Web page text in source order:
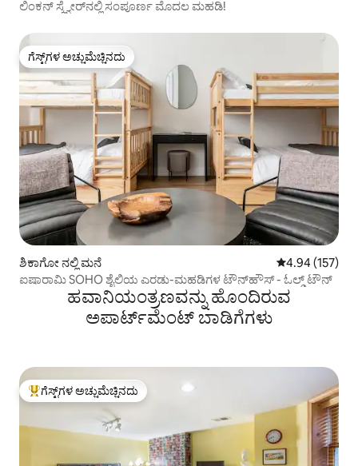
ಲಿಂಕನ್ ಸ್ಕ್ವೇರ್‌ನಲ್ಲಿ ಸಂಪೂರ್ಣ ಮೊದಲ ಮಹಡಿ!
ಗೆಸ್ಟ್‌ಗಳ ಅಚ್ಚುಮೆಚ್ಚಿನದು
ಗೆಸ್ಟ್‌ಗಳ ಅಚ್ಚುಮೆಚ್ಚಿನದು
ಶಿಕಾಗೋ ನಲ್ಲಿ ಮನೆ 5 ರಲ್ಲಿ 4.94
4.94 (157)
ಐಷಾರಾಮಿ SOHO ಶೈಲಿಯ ಎರಡು-ಮಹಡಿಗಳ ಟೌನ್‌ಹೌಸ್ - ಓಲ್ಡ್ ಟೌನ್
ಹವಾನಿಯಂತ್ರಣವನ್ನು ಹೊಂದಿರುವ
ಅಪಾರ್ಟ್‌ಮೆಂಟ್‌ ಬಾಡಿಗೆಗಳು
ಗೆಸ್ಟ್‌ಗಳಿಗೆ ಅತಿ ಹೆಚ್ಚು ಅಚ್ಚುಮೆಚ್ಚಿನದು
ಗೆಸ್ಟ್‌ಗಳ ಅಚ್ಚುಮೆಚ್ಚಿನದು